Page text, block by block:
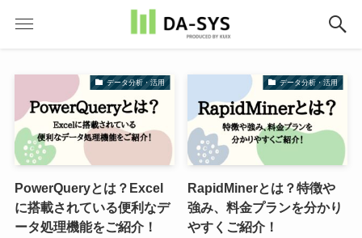
データ分析・活用
PowerQueryとは？Excel
に搭載されている便利なデ
ータ処理機能をご紹介！
データ分析・活用
RapidMinerとは？特徴や
強み、料金プランを分かり
やすくご紹介！